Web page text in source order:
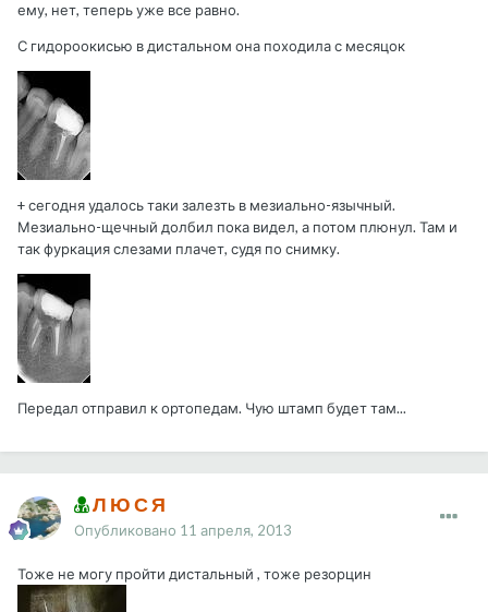
ему, нет, теперь уже все равно.
С гидороокисью в дистальном она походила с месяцок
+ сегодня удалось таки залезть в мезиально-язычный.
Мезиально-щечный долбил пока видел, а потом плюнул. Там и
так фуркация слезами плачет, судя по снимку.
Передал отправил к ортопедам. Чую штамп будет там...
Л Ю С Я
Опубликовано 11 апреля, 2013
Тоже не могу пройти дистальный , тоже резорцин